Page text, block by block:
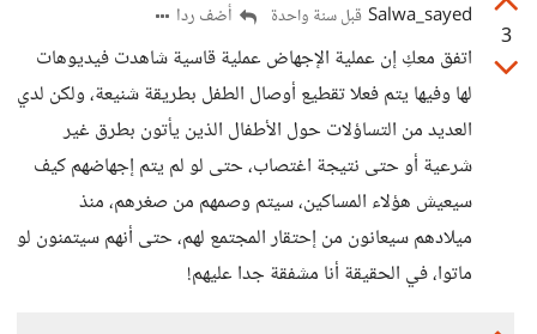
3
Salwa_sayed قبل سنة واحدة أضف ردا
اتفق معكِ إن عملية الإجهاض عملية قاسية شاهدت فيديوهات
لها وفيها يتم فعلا تقطيع أوصال الطفل بطريقة شنيعة، ولكن لدي
العديد من التساؤلات حول الأطفال الذين يأتون بطرق غير
شرعية أو حتى نتيجة اغتصاب، حتى لو لم يتم إجهاضهم كيف
سيعيش هؤلاء المساكين، سيتم وصمهم من صغرهم، منذ
ميلادهم سيعانون من إحتقار المجتمع لهم، حتى أنهم سيتمنون لو
ماتوا، في الحقيقة أنا مشفقة جدا عليهم!